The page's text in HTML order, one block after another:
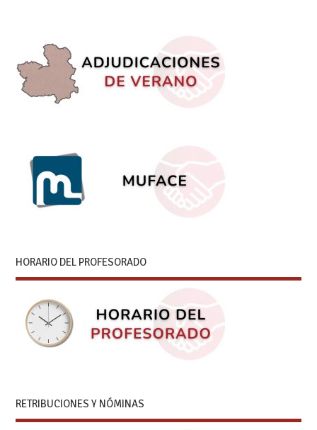
HORARIO DEL PROFESORADO
RETRIBUCIONES Y NÓMINAS